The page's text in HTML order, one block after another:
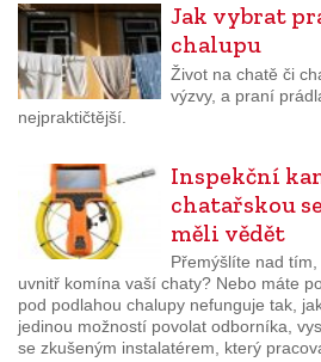
Jak vybrat
chalupu
Život na chatě či
výzvy, a praní
nejpraktičtější.
Inspekční
chatařskou
měli vědět
Přemýšlíte nad
uvnitř komína vaší chaty? Nebo máte
pod podlahou chalupy nefunguje tak,
jedinou možností povolat odborníka,
se zkušeným instalatérem, který